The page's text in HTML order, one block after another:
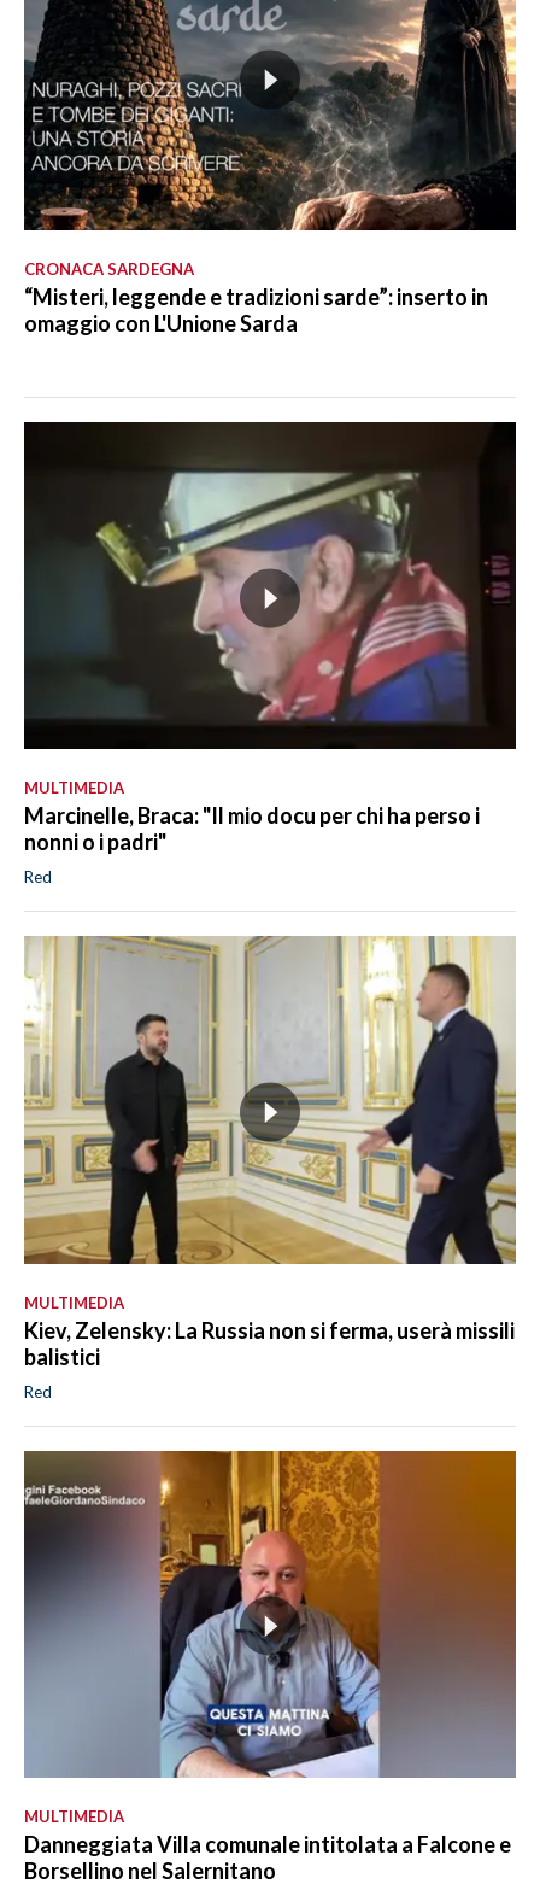
CRONACA SARDEGNA
“Misteri, leggende e tradizioni sarde”: inserto in
omaggio con L'Unione Sarda
MULTIMEDIA
Marcinelle, Braca: "Il mio docu per chi ha perso i
nonni o i padri"
Red
MULTIMEDIA
Kiev, Zelensky: La Russia non si ferma, userà missili
balistici
Red
MULTIMEDIA
Danneggiata Villa comunale intitolata a Falcone e
Borsellino nel Salernitano